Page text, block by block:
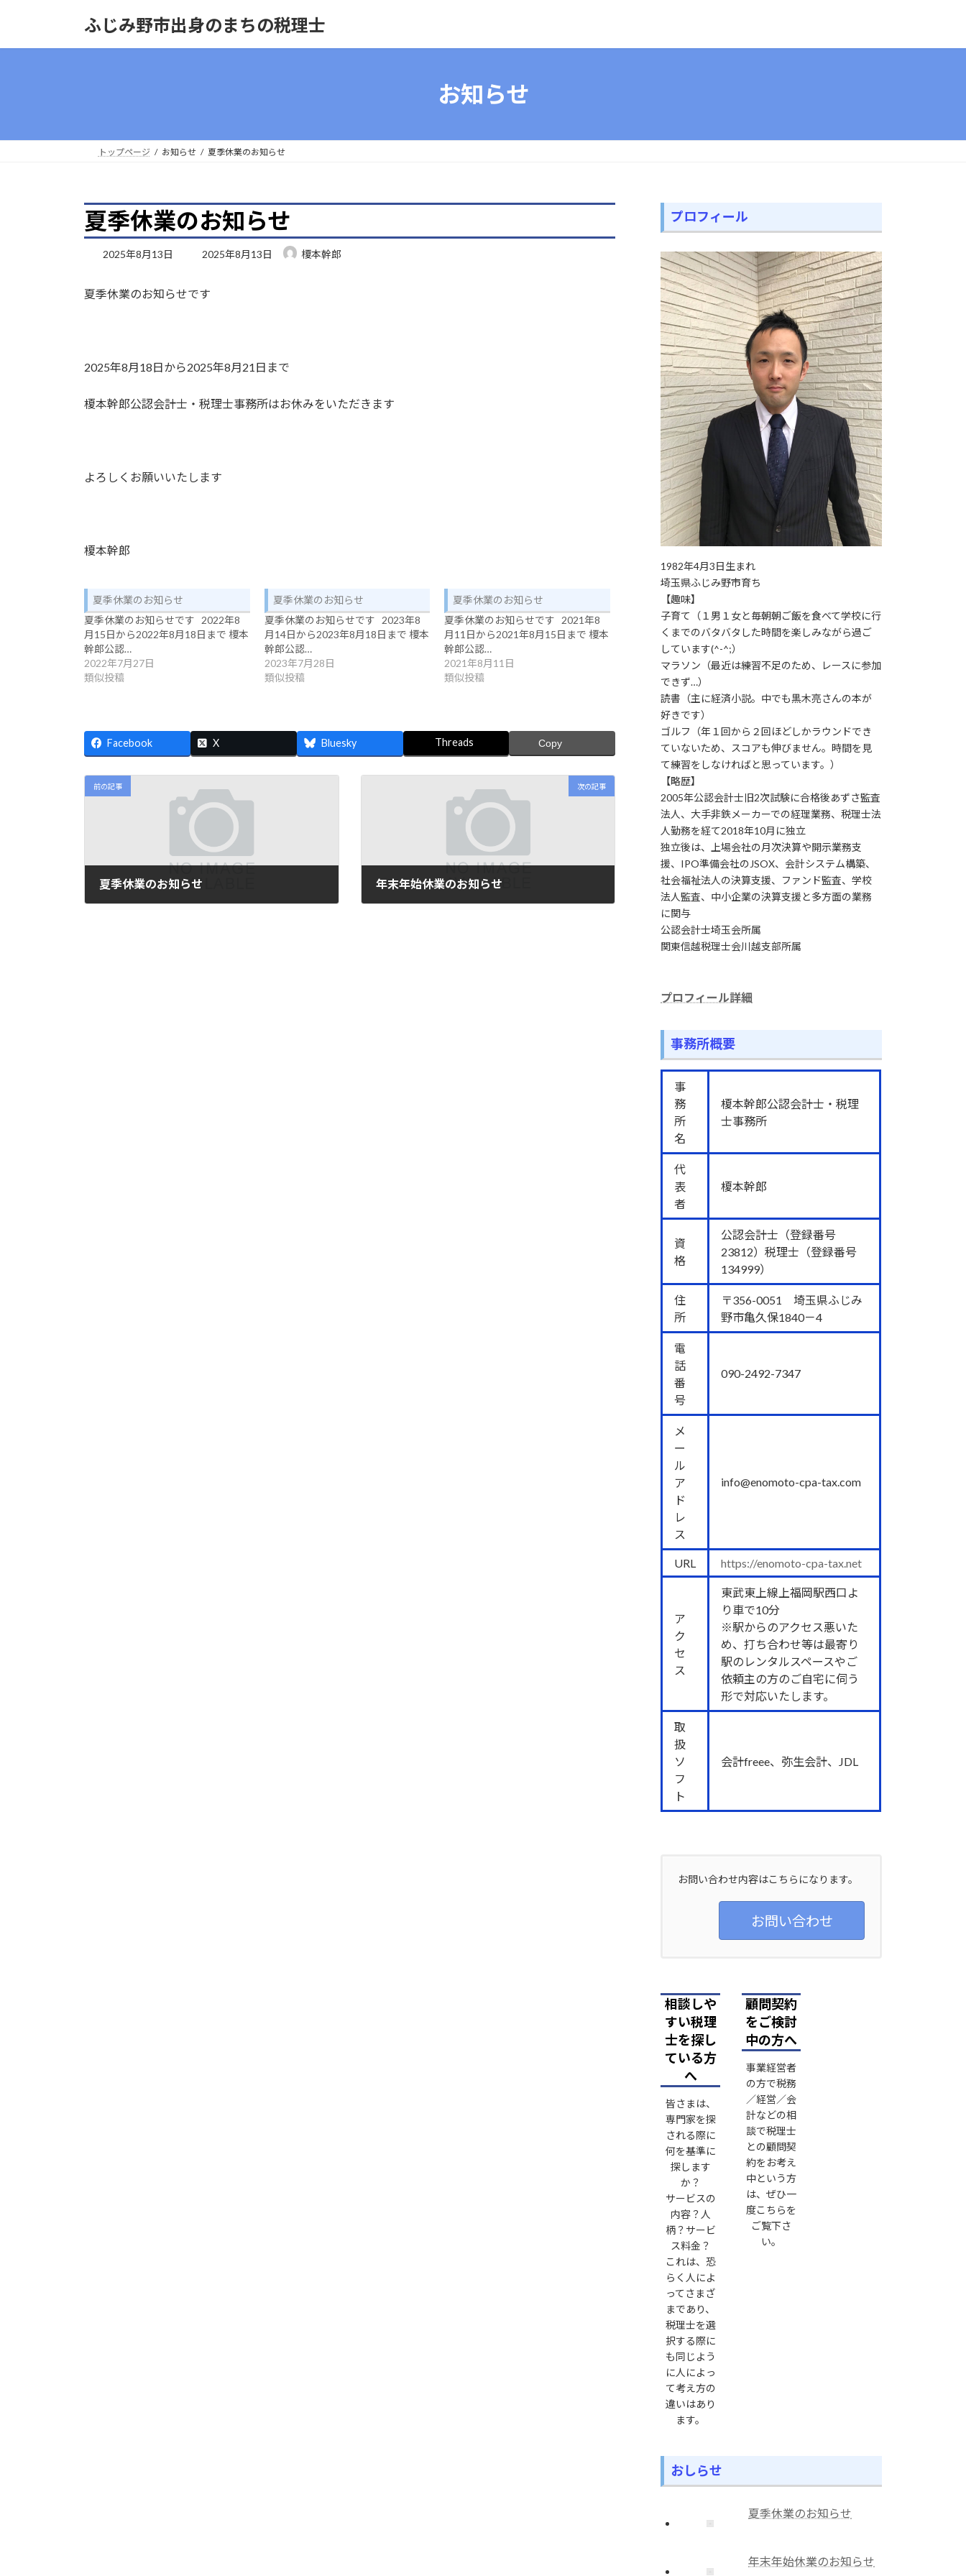
ふじみ野市出身のまちの税理士
お知らせ
トップページ お知らせ 夏季休業のお知らせ
夏季休業のお知らせ
2025年8月13日
最
新
2025年8月13日 榎本幹郎
夏季休業のお知らせです
2025年8月18日から2025年8月21日まで
榎本幹郎公認会計士・税理士事務所はお休みをいただきます
よろしくお願いいたします
榎本幹郎
夏季休業のお知らせ
夏季休業のお知らせです 2022年8
月15日から2022年8月18日まで 榎本
幹郎公認…
2022年7月27日
類似投稿
夏季休業のお知らせ
夏季休業のお知らせです 2023年8
月14日から2023年8月18日まで 榎本
幹郎公認…
2023年7月28日
類似投稿
夏季休業のお知らせ
夏季休業のお知らせです 2021年8
月11日から2021年8月15日まで 榎本
幹郎公認…
2021年8月11日
類似投稿
Facebook X Bluesky Threads Copy
前の記事
夏季休業のお知らせ
次の記事
年末年始休業のお知らせ
プロフィール
1982年4月3日生まれ
埼玉県ふじみ野市育ち
【趣味】
子育て（１男１女と毎朝朝ご飯を食べて学校に行
くまでのバタバタした時間を楽しみながら過ご
しています(^-^;）
マラソン（最近は練習不足のため、レースに参加
できず…）
読書（主に経済小説。中でも黒木亮さんの本が
好きです）
ゴルフ（年１回から２回ほどしかラウンドでき
ていないため、スコアも伸びません。時間を見
て練習をしなければと思っています。）
【略歴】
2005年公認会計士旧2次試験に合格後あずさ監査
法人、大手非鉄メーカーでの経理業務、税理士法
人勤務を経て2018年10月に独立
独立後は、上場会社の月次決算や開示業務支
援、IPO準備会社のJSOX、会計システム構築、
社会福祉法人の決算支援、ファンド監査、学校
法人監査、中小企業の決算支援と多方面の業務
に関与
公認会計士埼玉会所属
関東信越税理士会川越支部所属
プロフィール詳細
事務所概要
事
務
所
名
榎本幹郎公認会計士・税理
士事務所
代
表
者
榎本幹郎
資
格
公認会計士（登録番号
23812）税理士（登録番号
134999）
住
所
〒356-0051 埼玉県ふじみ
野市亀久保1840－4
電
話
番
号
090-2492-7347
メ
ー
ル
ア
ド
レ
ス
info@enomoto-cpa-tax.com
URL https://enomoto-cpa-tax.net
ア
ク
セ
ス
東武東上線上福岡駅西口よ
り車で10分
※駅からのアクセス悪いた
め、打ち合わせ等は最寄り
駅のレンタルスペースやご
依頼主の方のご自宅に伺う
形で対応いたします。
取
扱
ソ
フ
ト
会計freee、弥生会計、JDL
お問い合わせ内容はこちらになります。
お問い合わせ
相談しや
すい税理
士を探し
ている方
へ
皆さまは、
専門家を探
される際に
何を基準に
探します
か？
サービスの
内容？人
柄？サービ
ス料金？
これは、恐
らく人によ
ってさまざ
まであり、
税理士を選
択する際に
も同じよう
に人によっ
て考え方の
違いはあり
ます。
顧問契約
をご検討
中の方へ
事業経営者
の方で税務
／経営／会
計などの相
談で税理士
との顧問契
約をお考え
中という方
は、ぜひ一
度こちらを
ご覧下さ
い。
おしらせ
夏季休業のお知らせ
年末年始休業のお知らせ